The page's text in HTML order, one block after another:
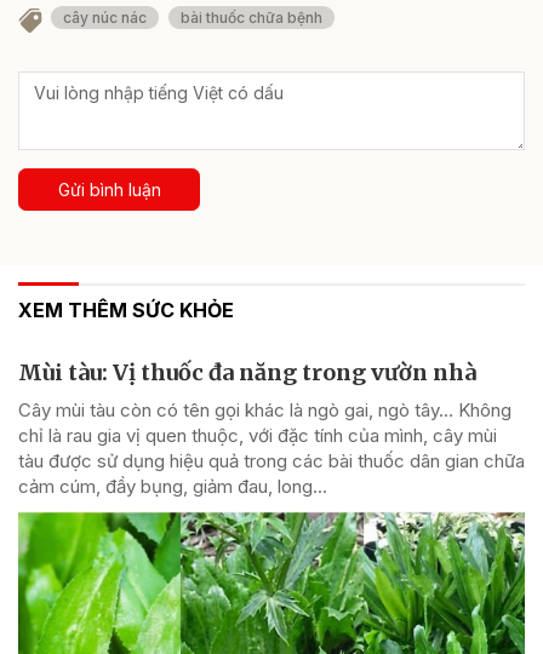
cây núc nác bài thuốc chữa bệnh
Gửi bình luận
XEM THÊM SỨC KHỎE
Mùi tàu: Vị thuốc đa năng trong vườn nhà
Cây mùi tàu còn có tên gọi khác là ngò gai, ngò tây… Không
chỉ là rau gia vị quen thuộc, với đặc tính của mình, cây mùi
tàu được sử dụng hiệu quả trong các bài thuốc dân gian chữa
cảm cúm, đầy bụng, giảm đau, long...